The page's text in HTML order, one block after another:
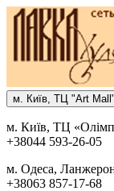
м. Киïв, ТЦ "Art
м. Киïв, ТЦ
+38044 593-26-05
м. Одеса,
+38063 857-17-68